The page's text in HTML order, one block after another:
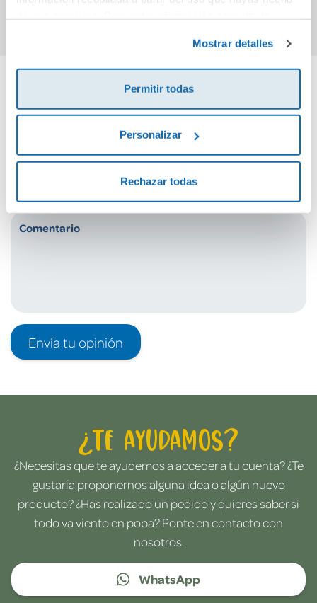
Mostrar detalles
Permitir todas
Personalizar
Rechazar todas
Cuéntanos tu opinión
¡Sé el primero en valorar este producto!
Envía tu opinión
¿Te ayudamos?
¿Necesitas que te ayudemos a acceder a tu cuenta? ¿Te
gustaría proponernos alguna idea o algún nuevo
producto? ¿Has realizado un pedido y quieres saber si
todo va viento en popa? Ponte en contacto con
nosotros.
WhatsApp